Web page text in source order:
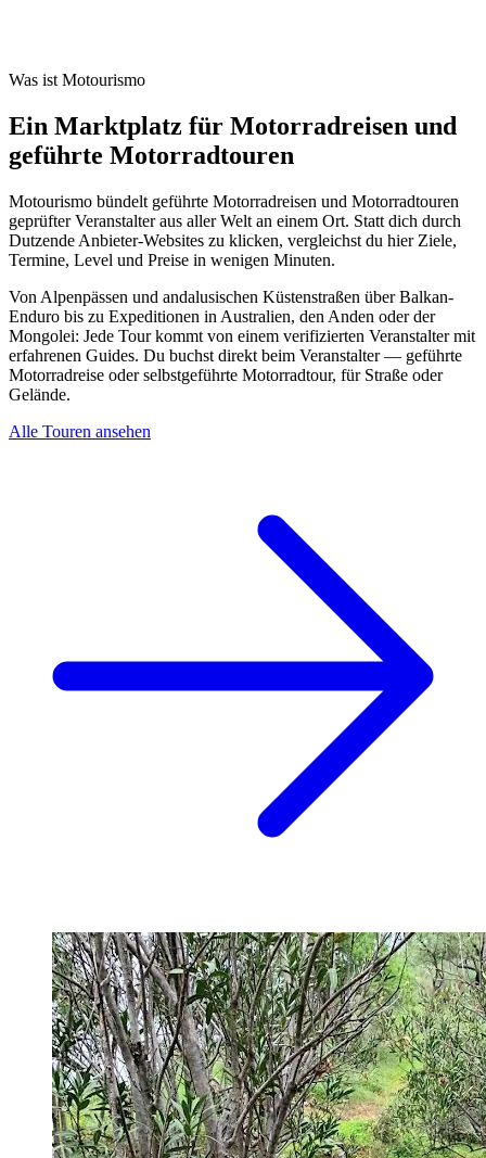
Was ist Motourismo
Ein Marktplatz für Motorradreisen und
geführte Motorradtouren
Motourismo bündelt geführte Motorradreisen und Motorradtouren
geprüfter Veranstalter aus aller Welt an einem Ort. Statt dich durch
Dutzende Anbieter-Websites zu klicken, vergleichst du hier Ziele,
Termine, Level und Preise in wenigen Minuten.
Von Alpenpässen und andalusischen Küstenstraßen über Balkan-
Enduro bis zu Expeditionen in Australien, den Anden oder der
Mongolei: Jede Tour kommt von einem verifizierten Veranstalter mit
erfahrenen Guides. Du buchst direkt beim Veranstalter — geführte
Motorradreise oder selbstgeführte Motorradtour, für Straße oder
Gelände.
Alle Touren ansehen